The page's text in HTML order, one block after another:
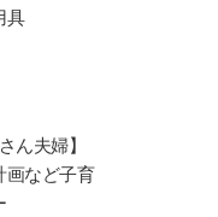
具
ん夫婦】
画など子育